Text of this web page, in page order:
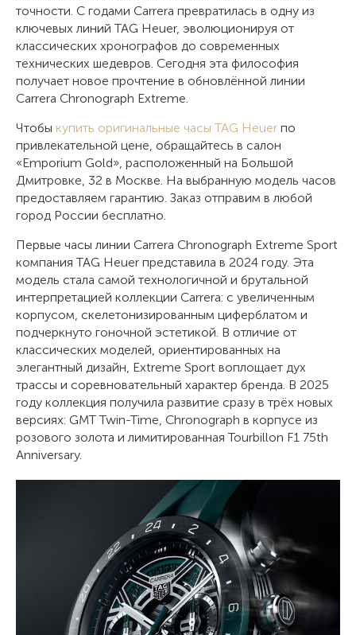
точности. С годами Carrera превратилась в одну из
ключевых линий TAG Heuer, эволюционируя от
классических хронографов до современных
технических шедевров. Сегодня эта философия
получает новое прочтение в обновлённой линии
Carrera Chronograph Extreme.
Чтобы купить оригинальные часы TAG Heuer по
привлекательной цене, обращайтесь в салон
«Emporium Gold», расположенный на Большой
Дмитровке, 32 в Москве. На выбранную модель часов
предоставляем гарантию. Заказ отправим в любой
город России бесплатно.
Первые часы линии Carrera Chronograph Extreme Sport
компания TAG Heuer представила в 2024 году. Эта
модель стала самой технологичной и брутальной
интерпретацией коллекции Carrera: с увеличенным
корпусом, скелетонизированным циферблатом и
подчеркнуто гоночной эстетикой. В отличие от
классических моделей, ориентированных на
элегантный дизайн, Extreme Sport воплощает дух
трассы и соревновательный характер бренда. В 2025
году коллекция получила развитие сразу в трёх новых
версиях: GMT Twin-Time, Chronograph в корпусе из
розового золота и лимитированная Tourbillon F1 75th
Anniversary.